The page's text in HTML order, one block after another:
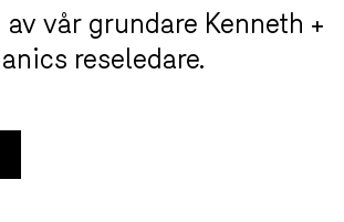
vår grundare Kenneth